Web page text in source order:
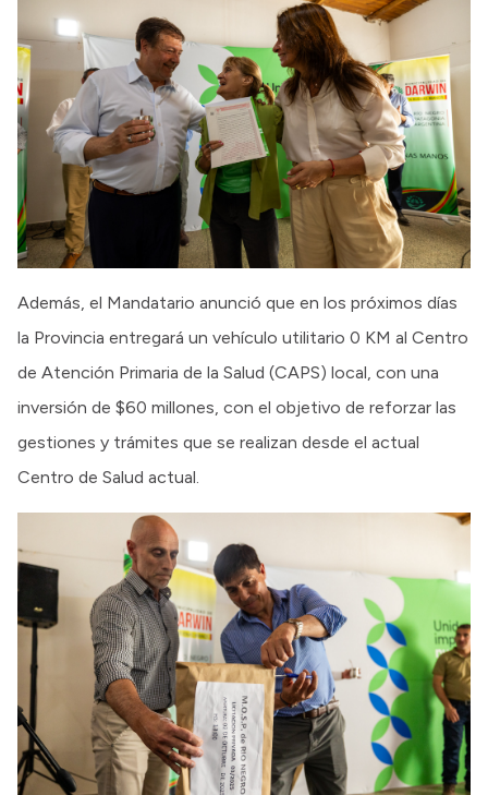
Además, el Mandatario anunció que en los próximos días
la Provincia entregará un vehículo utilitario 0 KM al Centro
de Atención Primaria de la Salud (CAPS) local, con una
inversión de $60 millones, con el objetivo de reforzar las
gestiones y trámites que se realizan desde el actual
Centro de Salud actual.